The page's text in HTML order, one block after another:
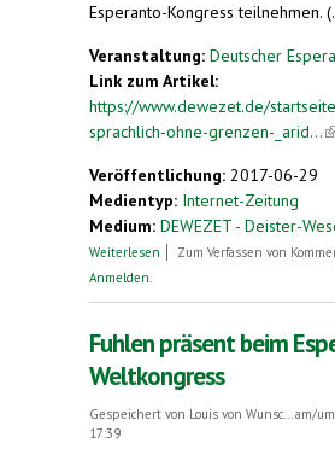
Esperanto-Kongress teilnehmen.
Veranstaltung: Deutscher
Link zum Artikel:
https://www.dewezet.de/
sprachlich-ohne-grenzen-_arid...
Veröffentlichung: 2017-06-29
Medientyp: Internet-Zeitung
Medium: DEWEZET - Deister-
Weiterlesen über Sprachlich ohne
Zum Verfassen von
Anmelden
Fuhlen präsent beim
Weltkongress
Gespeichert von Louis von Wunsc...
am/
17:39